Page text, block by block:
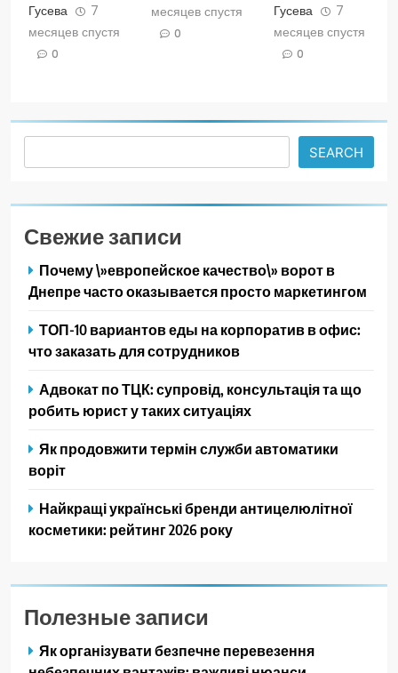
Гусева
7
месяцев спустя
0
месяцев спустя
0
Гусева
7
месяцев спустя
0
SEARCH
Свежие записи
Почему \»европейское качество\» ворот в
Днепре часто оказывается просто маркетингом
ТОП-10 вариантов еды на корпоратив в офис:
что заказать для сотрудников
Адвокат по ТЦК: супровід, консультація та що
робить юрист у таких ситуаціях
Як продовжити термін служби автоматики
воріт
Найкращі українські бренди антицелюлітної
косметики: рейтинг 2026 року
Полезные записи
Як організувати безпечне перевезення